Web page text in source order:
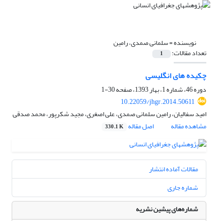
نویسنده =سلمانی صمدی، رامین
تعداد مقالات: 1
چکیده های انگلیسی
دوره 46، شماره 1، بهار 1393، صفحه
30-1
10.22059/jhgr.2014.50611
امید سفالیان، رامین سلمانی صمدی، علی اصغری، مجید شکرپور، محمد صدقی
مشاهده مقاله
اصل مقاله 330.1 K
مقالات آماده انتشار
شماره جاری
شماره‌های پیشین نشریه